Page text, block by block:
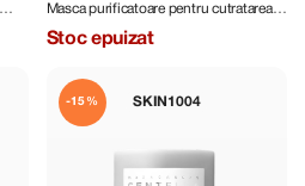
Masca purificatoare pentru cutratarea
porilor cu argila
Stoc epuizat
SKIN1004
-15%